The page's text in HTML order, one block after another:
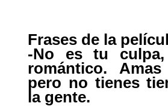
Frases de la
-No es tu
romántico.
pero no tienes
la gente.